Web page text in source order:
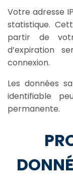
Votre adresse
statistique.
partir de
d’expiration
connexion.
Les données
identifiable
permanente.